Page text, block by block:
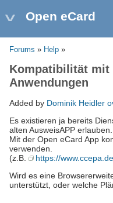
Open eCard
Forums » Help »
Kompatibilität mit
Anwendungen
Added by Dominik Heidler
Es existieren ja bereits
alten AusweisAPP erlauben.
Mit der Open eCard App
verwenden.
(z.B.
https://
Wird es eine
unterstützt, oder welche